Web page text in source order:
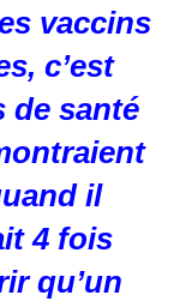
vaccins
c’est
de santé
il
4 fois
qu’un